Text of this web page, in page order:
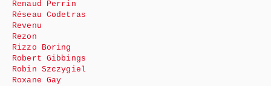
Renaud Perrin
Réseau Codetras
Revenu
Rezon
Rizzo Boring
Robert Gibbings
Robin Szczygiel
Roxane Gay